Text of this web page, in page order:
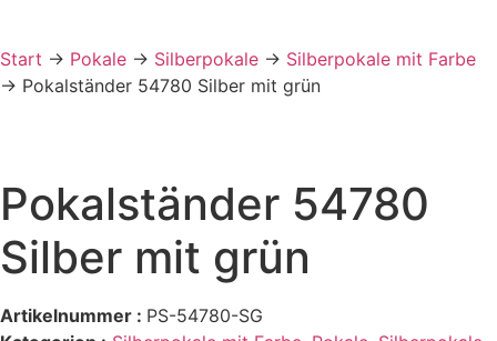
Start → Pokale → Silberpokale → Silberpokale mit Farbe
→ Pokalständer 54780 Silber mit grün
Pokalständer 54780
Silber mit grün
Artikelnummer : PS-54780-SG